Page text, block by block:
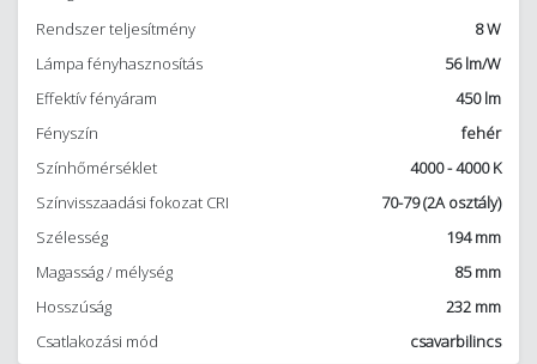
Rendszer teljesítmény
8 W
Lámpa fényhasznosítás
56 lm/W
Effektív fényáram
450 lm
Fényszín
fehér
Színhőmérséklet
4000 - 4000 K
Színvisszaadási fokozat CRI
70-79 (2A osztály)
Szélesség
194 mm
Magasság / mélység
85 mm
Hosszúság
232 mm
Csatlakozási mód
csavarbilincs